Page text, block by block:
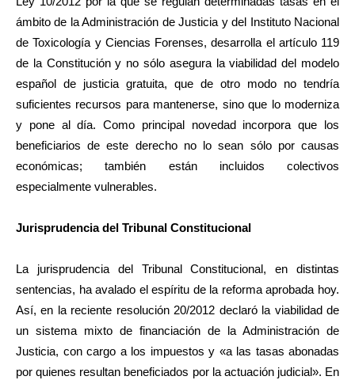
ámbito de la Administración de Justicia y del Instituto Nacional
de Toxicología y Ciencias Forenses, desarrolla el artículo 119
de la Constitución y no sólo asegura la viabilidad del modelo
español de justicia gratuita, que de otro modo no tendría
suficientes recursos para mantenerse, sino que lo moderniza
y pone al día. Como principal novedad incorpora que los
beneficiarios de este derecho no lo sean sólo por causas
económicas; también están incluidos colectivos
especialmente vulnerables.
Jurisprudencia del Tribunal Constitucional
La jurisprudencia del Tribunal Constitucional, en distintas
sentencias, ha avalado el espíritu de la reforma aprobada hoy.
Así, en la reciente resolución 20/2012 declaró la viabilidad de
un sistema mixto de financiación de la Administración de
Justicia, con cargo a los impuestos y «a las tasas abonadas
por quienes resultan beneficiados por la actuación judicial». En